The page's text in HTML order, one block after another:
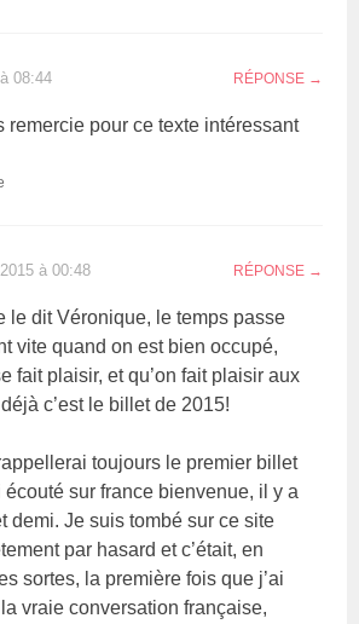
08:44 RÉPONSE
remercie pour ce texte intéressant
à 00:48 RÉPONSE
le dit Véronique, le temps passe
vite quand on est bien occupé,
fait plaisir, et qu’on fait plaisir aux
c’est le billet de 2015!
toujours le premier billet
écouté sur france bienvenue, il y a
demi. Je suis tombé sur ce site
par hasard et c’était, en
sortes, la première fois que j’ai
vraie conversation française,